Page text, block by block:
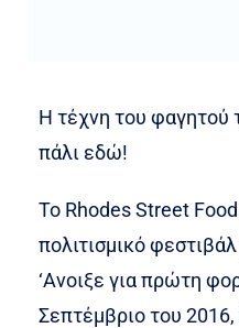
Η τέχνη του φαγητού
πάλι εδώ!
Το Rhodes Street Food
πολιτισμικό
‘Ανοιξε για πρώτη
Σεπτέμβριο του 2016,